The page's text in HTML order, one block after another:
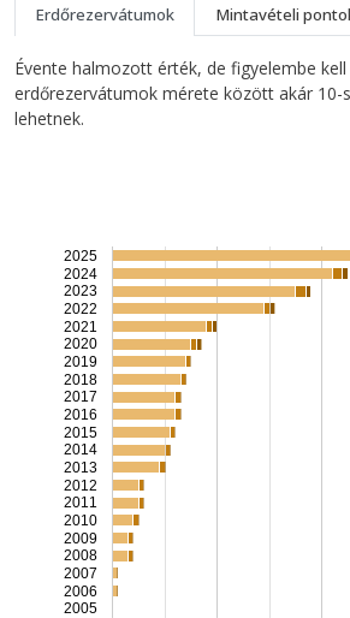
Erdőrezervátumok Mintavételi
Évente halmozott érték, de figyelembe
erdőrezervátumok mérete között akár 10-
lehetnek.
2025
2024
2023
2022
2021
2020
2019
2018
2017
2016
2015
2014
2013
2012
2011
2010
2009
2008
2007
2006
2005